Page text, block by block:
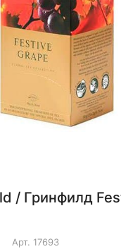
/ Гринфилд
Арт. 17693